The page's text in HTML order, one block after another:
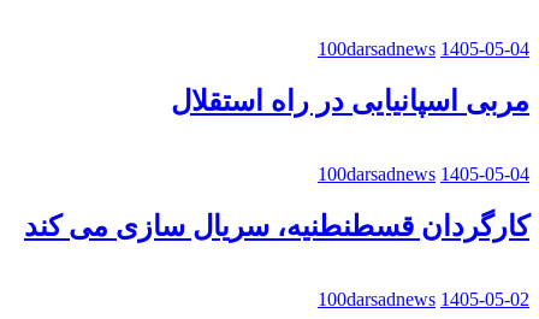
100darsadnews 1405-05-04
مربی اسپانیایی در راه استقلال
100darsadnews 1405-05-04
کارگردان قسطنطنیه، سریال سازی می کند
100darsadnews 1405-05-02